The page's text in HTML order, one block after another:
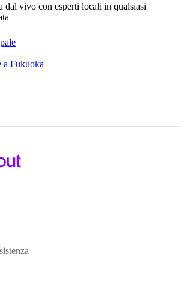
dal vivo con esperti locali in qualsiasi
a Fukuoka